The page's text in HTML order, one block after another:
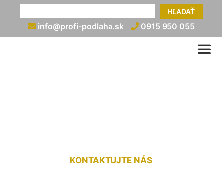
HĽADAŤ
info@profi-podlaha.sk 0915 950 055
KONTAKTUJTE NÁS